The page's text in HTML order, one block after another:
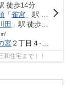
徒歩14分
「雀宮 」駅 徒歩12分
田 」駅 徒歩39分
宮２丁目４-３３
住宅まで！！